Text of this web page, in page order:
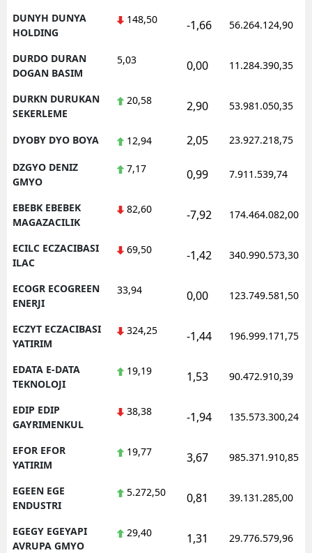
DUNYH DUNYA
HOLDING
148,50 -1,66 56.264.124,90
DURDO DURAN
DOGAN BASIM
5,03 0,00 11.284.390,35
DURKN DURUKAN
SEKERLEME
20,58 2,90 53.981.050,35
DYOBY DYO BOYA 12,94 2,05 23.927.218,75
DZGYO DENIZ
GMYO
7,17 0,99 7.911.539,74
EBEBK EBEBEK
MAGAZACILIK
82,60 -7,92 174.464.082,00
ECILC ECZACIBASI
ILAC
69,50 -1,42 340.990.573,30
ECOGR ECOGREEN
ENERJI
33,94 0,00 123.749.581,50
ECZYT ECZACIBASI
YATIRIM
324,25 -1,44 196.999.171,75
EDATA E-DATA
TEKNOLOJI
19,19 1,53 90.472.910,39
EDIP EDIP
GAYRIMENKUL
38,38 -1,94 135.573.300,24
EFOR EFOR
YATIRIM
19,77 3,67 985.371.910,85
EGEEN EGE
ENDUSTRI
5.272,50 0,81 39.131.285,00
EGEGY EGEYAPI
AVRUPA GMYO
29,40 1,31 29.776.579,96